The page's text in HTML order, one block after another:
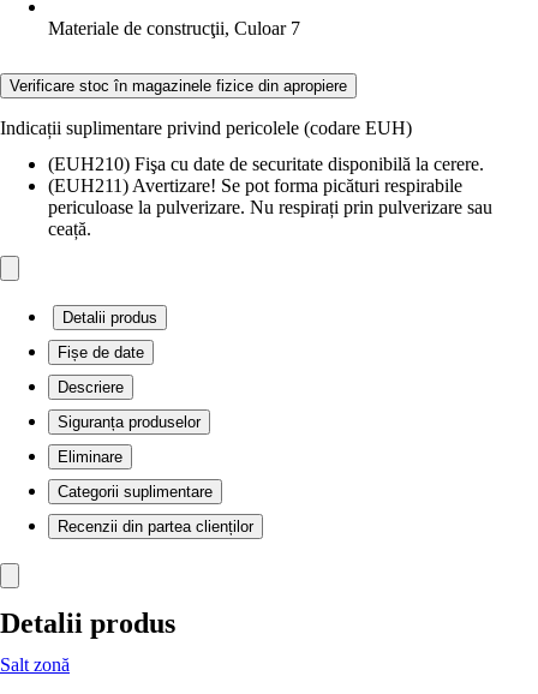
Materiale de construcţii, Culoar 7
Verificare stoc în magazinele fizice din apropiere
Indicații suplimentare privind pericolele (codare EUH)
(EUH210) Fişa cu date de securitate disponibilă la cerere.
(EUH211) Avertizare! Se pot forma picături respirabile
periculoase la pulverizare. Nu respirați prin pulverizare sau
ceață.
Detalii produs
Fișe de date
Descriere
Siguranța produselor
Eliminare
Categorii suplimentare
Recenzii din partea clienților
Detalii produs
Salt zonă